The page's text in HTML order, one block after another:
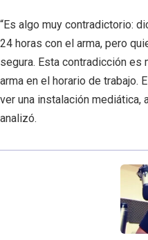
“Es algo muy contradictorio:
24 horas con el arma, pero
segura. Esta contradicción es
arma en el horario de trabajo.
ver una instalación mediática,
analizó.